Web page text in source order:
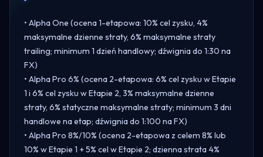
• Alpha One (ocena 1-etapowa: 10% cel zysku, 4%
maksymalne dzienne straty, 6% maksymalne straty
trailing; minimum 1 dzień handlowy; dźwignia do 1:30 na
FX)
• Alpha Pro 6% (ocena 2-etapowa: 6% cel zysku w Etapie
1 i 6% cel zysku w Etapie 2, 3% maksymalne dzienne
straty, 6% statyczne maksymalne straty; minimum 3 dni
handlowe na etap; dźwignia do 1:100 na FX)
• Alpha Pro 8%/10% (ocena 2-etapowa z celem 8% lub
10% w Etapie 1 + 5% cel w Etapie 2; dzienna strata 4%